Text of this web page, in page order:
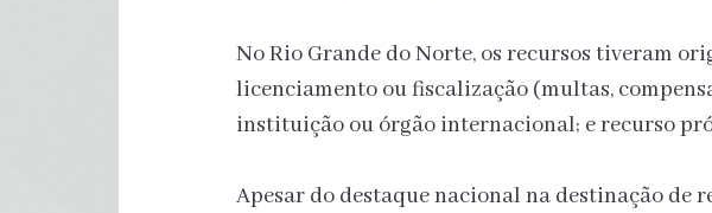
No Rio Grande do Norte, os recursos tiveram
licenciamento ou fiscalização (multas,
instituição ou órgão internacional; e recurso
Apesar do destaque nacional na destinação de